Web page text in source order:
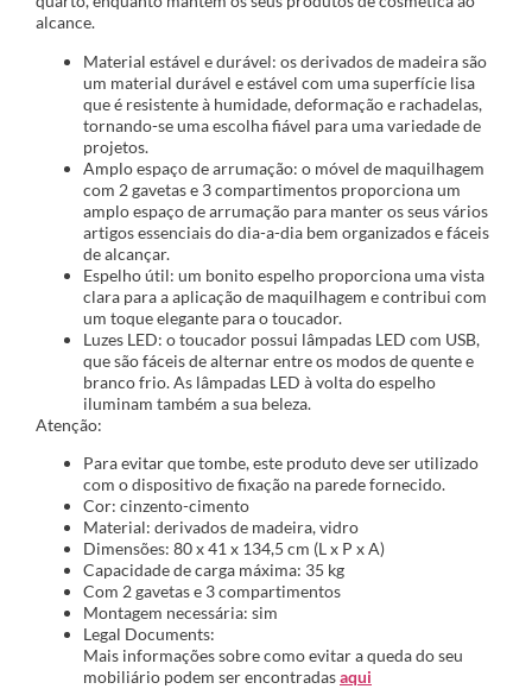
alcance.
Material estável e durável: os derivados de madeira são
um material durável e estável com uma superfície lisa
que é resistente à humidade, deformação e rachadelas,
tornando-se uma escolha fiável para uma variedade de
projetos.
Amplo espaço de arrumação: o móvel de maquilhagem
com 2 gavetas e 3 compartimentos proporciona um
amplo espaço de arrumação para manter os seus vários
artigos essenciais do dia-a-dia bem organizados e fáceis
de alcançar.
Espelho útil: um bonito espelho proporciona uma vista
clara para a aplicação de maquilhagem e contribui com
um toque elegante para o toucador.
Luzes LED: o toucador possui lâmpadas LED com USB,
que são fáceis de alternar entre os modos de quente e
branco frio. As lâmpadas LED à volta do espelho
iluminam também a sua beleza.
Atenção:
Para evitar que tombe, este produto deve ser utilizado
com o dispositivo de fixação na parede fornecido.
Cor: cinzento-cimento
Material: derivados de madeira, vidro
Dimensões: 80 x 41 x 134,5 cm (L x P x A)
Capacidade de carga máxima: 35 kg
Com 2 gavetas e 3 compartimentos
Montagem necessária: sim
Legal Documents:
Mais informações sobre como evitar a queda do seu
mobiliário podem ser encontradasaqui